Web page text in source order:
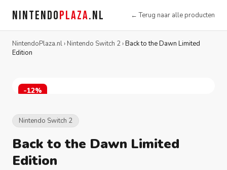
NINTENDOPLAZA.NL ← Terug naar alle producten
NintendoPlaza.nl› Nintendo Switch 2›Back to the Dawn Limited
Edition
-12%
Nintendo Switch 2
Back to the Dawn Limited
Edition